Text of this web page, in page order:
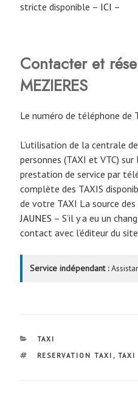
stricte disponible – ICI –
Contacter et
MEZIERES
Le numéro de téléphone de
L’utilisation de la centrale
personnes (TAXI et VTC)
prestation de service par
complète des TAXIS
de votre TAXI La source
JAUNES – S’il y a eu un
contact avec l’éditeur du site
Service indépendant :
CATÉGORIES
TAXI
ÉTIQUETTES
RESERVATION TAXI , TAXI